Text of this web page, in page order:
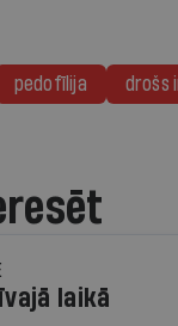
pedofīlija drošs
laikā